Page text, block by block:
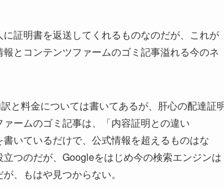
証明書を返送してくれるものなのだが、これが
とコンテンツファームのゴミ記事溢れる今のネ
と料金については書いてあるが、肝心の配達証
ームのゴミ記事は、「内容証明との違い
いているだけで、公式情報を超えるものはな
つのだが、Googleをはじめ今の検索エンジンは
、もはや見つからない。